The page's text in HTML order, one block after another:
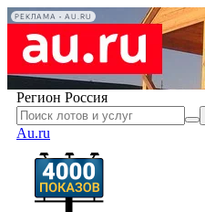
РЕКЛАМА • AU.RU
Регион Россия
Au.ru